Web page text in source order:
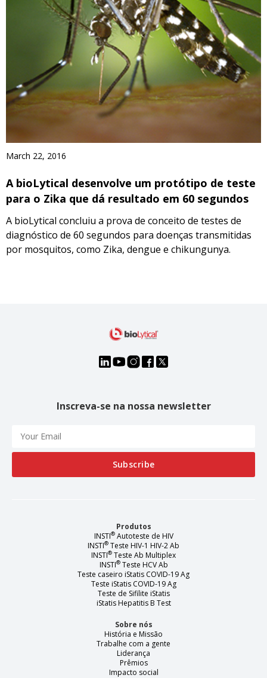
March 22, 2016
A bioLytical desenvolve um protótipo de teste
para o Zika que dá resultado em 60 segundos
A bioLytical concluiu a prova de conceito de testes de
diagnóstico de 60 segundos para doenças transmitidas
por mosquitos, como Zika, dengue e chikungunya.
Inscreva-se na nossa newsletter
Produtos
INSTI®Autoteste de HIV
INSTI® Teste HIV-1 HIV-2 Ab
INSTI® Teste Ab Multiplex
INSTI®Teste HCV Ab
Teste caseiro iStatis COVID-19 Ag
Teste iStatis COVID-19 Ag
Teste de Sifilite iStatis
iStatis Hepatitis B Test
Sobre nós
História e Missão
Trabalhe com a gente
Liderança
Prêmios
Impacto social